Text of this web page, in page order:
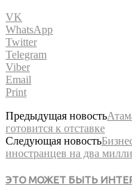
VK
WhatsApp
Twitter
Telegram
Viber
Email
Print
Предыдущая новость
готовится к отставке
Следующая новость
иностранцев на два
ЭТО МОЖЕТ БЫТЬ